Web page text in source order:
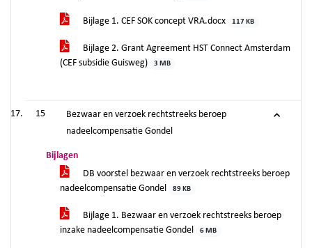
Bijlage 1. CEF SOK concept VRA.docx 117 KB
Bijlage 2. Grant Agreement HST Connect Amsterdam
(CEF subsidie Guisweg)
3 MB
15
Bezwaar en verzoek rechtstreeks beroep
nadeelcompensatie Gondel
Bijlagen
DB voorstel bezwaar en verzoek rechtstreeks beroep
nadeelcompensatie Gondel
89 KB
Bijlage 1. Bezwaar en verzoek rechtstreeks beroep
inzake nadeelcompensatie Gondel
6 MB